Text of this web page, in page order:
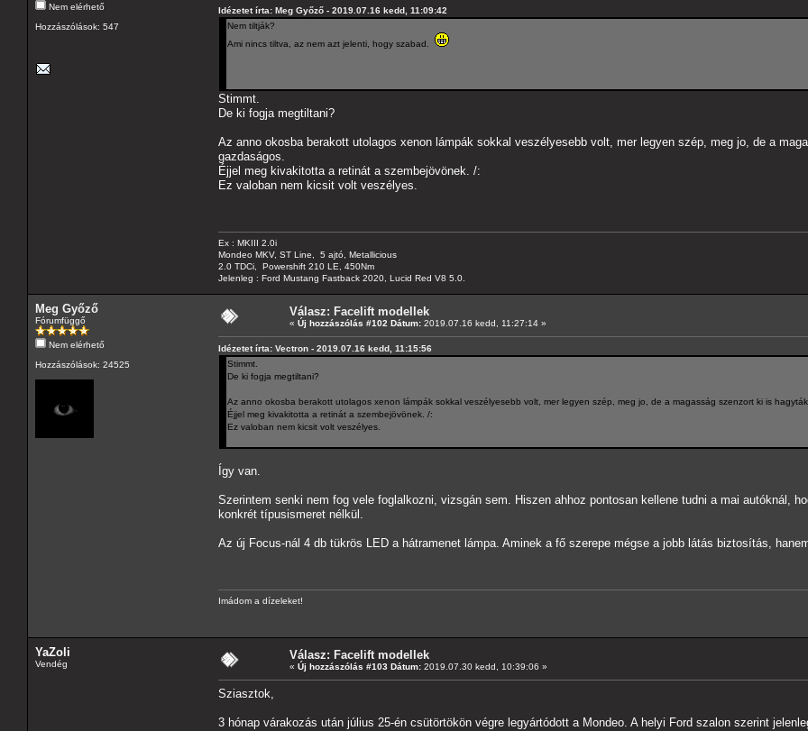
Nem elérhető
Hozzászólások: 547
Idézetet írta: Meg Győző - 2019.07.16 kedd, 11:09:42
Nem tiltják?
Ami nincs tiltva, az nem azt jelenti, hogy szabad.
Stimmt.
De ki fogja megtiltani?
Az anno okosba berakott utolagos xenon lámpák sokkal veszélyesebb volt, mer legyen szép, meg jo, de a
gazdaságos.
Éjjel meg kivakitotta a retinát a szembejövönek. /:
Ez valoban nem kicsit volt veszélyes.
Ex : MKIII 2.0i
Mondeo MKV, ST Line, 5 ajtó, Metallicious
2.0 TDCi, Powershift 210 LE, 450Nm
Jelenleg : Ford Mustang Fastback 2020, Lucid Red V8 5.0.
Meg Győző
Fórumfüggő
Nem elérhető
Hozzászólások: 24525
Válasz: Facelift modellek
« Új hozzászólás #102 Dátum: 2019.07.16 kedd, 11:27:14 »
Idézetet írta: Vectron - 2019.07.16 kedd, 11:15:56
Stimmt.
De ki fogja megtiltani?
Az anno okosba berakott utolagos xenon lámpák sokkal veszélyesebb volt, mer legyen szép, meg jo, de a magasság szenzort ki is
Éjjel meg kivakitotta a retinát a szembejövönek. /:
Ez valoban nem kicsit volt veszélyes.
Így van.
Szerintem senki nem fog vele foglalkozni, vizsgán sem. Hiszen ahhoz pontosan kellene tudni a mai autóknál,
konkrét típusismeret nélkül.
Az új Focus-nál 4 db tükrös LED a hátramenet lámpa. Aminek a fő szerepe mégse a jobb látás biztosítás,
Imádom a dízeleket!
YaZoli
Vendég
Válasz: Facelift modellek
« Új hozzászólás #103 Dátum: 2019.07.30 kedd, 10:39:06 »
Sziasztok,
3 hónap várakozás után július 25-én csütörtökön végre legyártódott a Mondeo. A helyi Ford szalon szerint